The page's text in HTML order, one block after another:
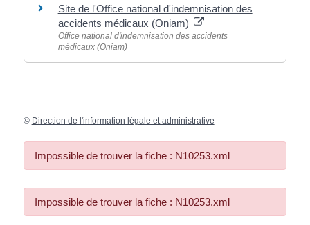
Site de l'Office national d'indemnisation des
accidents médicaux (Oniam)
Office national d'indemnisation des accidents
médicaux (Oniam)
© Direction de l'information légale et administrative
Impossible de trouver la fiche : N10253.xml
Impossible de trouver la fiche : N10253.xml